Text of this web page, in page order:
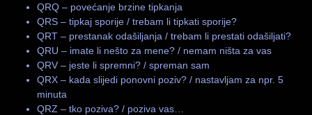
QRQ – povećanje brzine tipkanja
QRS – tipkaj sporije / trebam li tipkati sporije?
QRT – prestanak odašiljanja / trebam li prestati odašiljati?
QRU – imate li nešto za mene? / nemam ništa za vas
QRV – jeste li spremni? / spreman sam
QRX – kada slijedi ponovni poziv? / nastavljam za npr. 5
minuta
QRZ – tko poziva? / poziva vas…